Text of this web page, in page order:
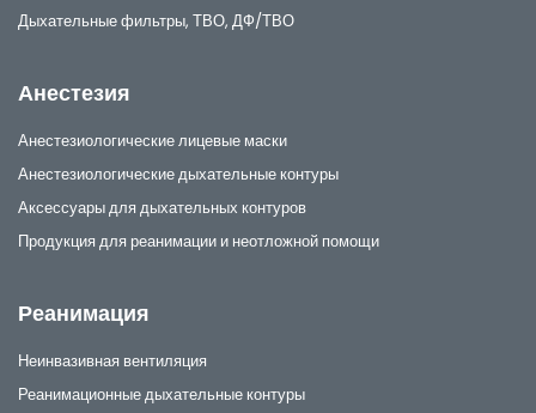
Дыхательные фильтры, ТВО, ДФ/ТВО
Анестезия
Анестезиологические лицевые маски
Анестезиологические дыхательные контуры
Аксессуары для дыхательных контуров
Продукция для реанимации и неотложной помощи
Реанимация
Неинвазивная вентиляция
Реанимационные дыхательные контуры